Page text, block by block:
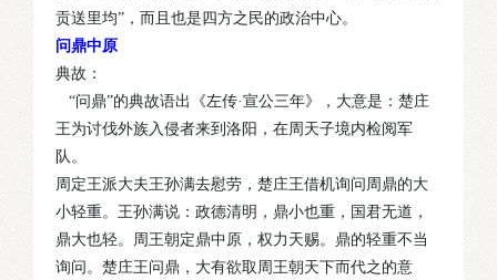
贡送里均”，而且也是四方之民的政治中心。
问鼎中原
典故：
“问鼎”的典故语出《左传·宣公三年》，大意是：楚庄
王为讨伐外族入侵者来到洛阳，在周天子境内检阅军
队。
周定王派大夫王孙满去慰劳，楚庄王借机询问周鼎的大
小轻重。王孙满说：政德清明，鼎小也重，国君无道，
鼎大也轻。周王朝定鼎中原，权力天赐。鼎的轻重不当
询问。楚庄王问鼎，大有欲取周王朝天下而代之的意